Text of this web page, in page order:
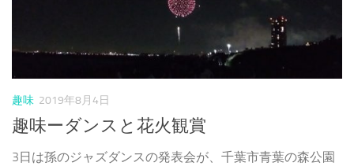
趣味 2019年8月4日
趣味ーダンスと花火観賞
3日は孫のジャズダンスの発表会が、千葉市青葉の森公園